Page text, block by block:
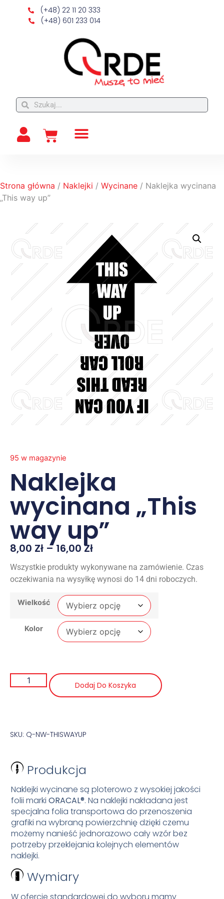
(+48) 22 11 20 333
(+48) 601 233 014
Strona główna / Naklejki / Wycinane / Naklejka wycinana
„This way up”
95 w magazynie
Naklejka
wycinana „This
way up”
8,00 Zł – 16,00 Zł
Wszystkie produkty wykonywane na zamówienie. Czas
oczekiwania na wysyłkę wynosi do 14 dni roboczych.
Wielkość
Kolor
Dodaj Do Koszyka
SKU: Q-NW-THISWAYUP
Produkcja
Naklejki wycinane są ploterowo z wysokiej jakości
folii markiORACAL®. Na naklejki nakładana jest
specjalna folia transportowa do przenoszenia
grafiki na wybraną powierzchnię dzięki czemu
możemy nanieść jednorazowo cały wzór bez
potrzeby przeklejania kolejnych elementów
naklejki.
Wymiary
W ofercie standardowej do wyboru mamy